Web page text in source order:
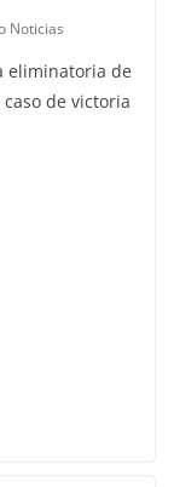
Noticias
eliminatoria de
de victoria